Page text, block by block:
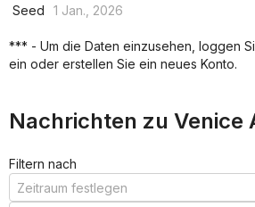
Seed
1 Jan., 2026
*** - Um die Daten einzusehen, loggen
ein oder erstellen Sie ein neues Konto.
Nachrichten zu Venice
Filtern nach